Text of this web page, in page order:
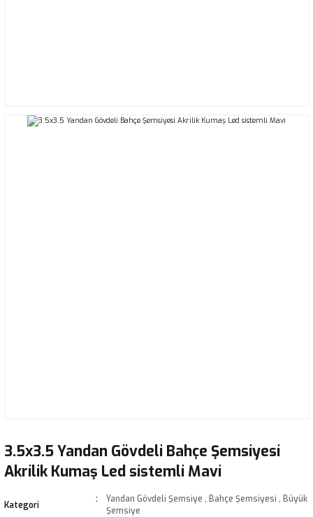
3.5x3.5 Yandan Gövdeli Bahçe Şemsiyesi
Akrilik Kumaş Led sistemli Mavi
Kategori
Yandan Gövdeli Şemsiye , Bahçe Şemsiyesi , Büyük
Şemsiye